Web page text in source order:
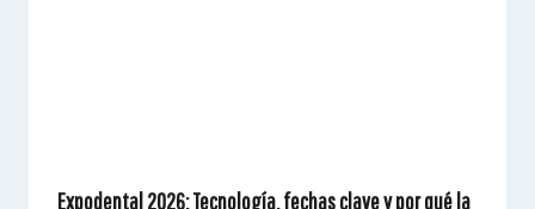
Expodental 2026: Tecnología, fechas clave y por qué la